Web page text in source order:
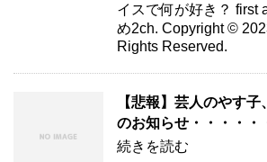
イスで何が好き？ first
め2ch. Copyright ©
Rights Reserved.
【悲報】芸人のやす子
のお知らせ・・・・・
続きを読む